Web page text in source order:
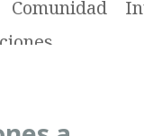
Comunidad